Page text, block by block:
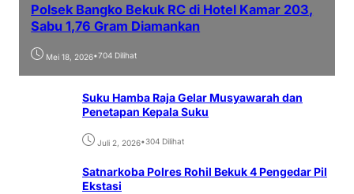
Polsek Bangko Bekuk RC di Hotel Kamar 203,
Sabu 1,76 Gram Diamankan
Mei 18, 2026•704 Dilihat
Suku Hamba Raja Gelar Musyawarah dan
Penetapan Kepala Suku
Juli 2, 2026•304 Dilihat
Satnarkoba Polres Rohil Bekuk 4 Pengedar Pil
Ekstasi